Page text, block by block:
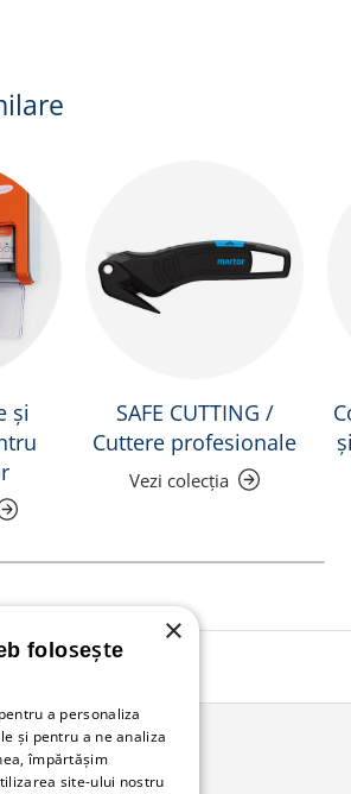
și
SAFE CUTTING /
Cuttere profesionale
Vezi colecția
Înapoi în sus
×
folosește
a personaliza
și pentru a ne analiza
împărtășim
site-ului nostru